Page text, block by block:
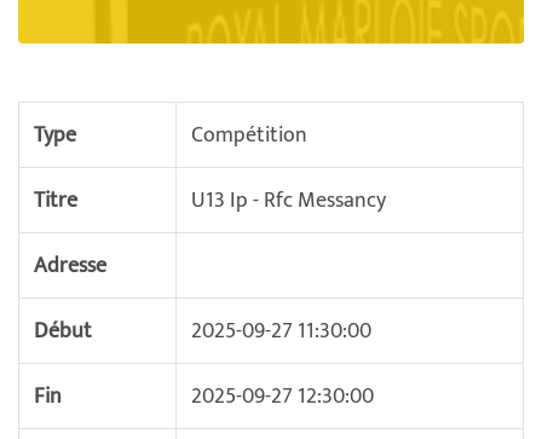
Type
Compétition
Titre
U13 Ip - Rfc Messancy
Adresse
Début
2025-09-27 11:30:00
Fin
2025-09-27 12:30:00